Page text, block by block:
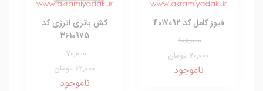
فیوز کامل کد 4017092
108,000
70,000 تومان
ناموجود
کش باتری انرژی کد
3610975
70,000
62,000 تومان
ناموجود